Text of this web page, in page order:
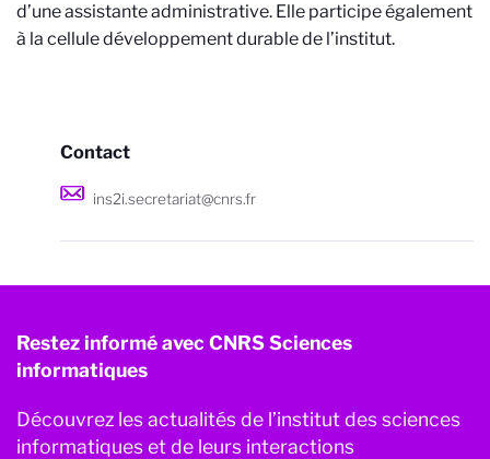
d’une assistante administrative. Elle participe également
à la cellule développement durable de l’institut.
Contact
ins2i.secretariat@cnrs.fr
Restez informé avec CNRS Sciences
informatiques
Découvrez les actualités de l’institut des sciences
informatiques et de leurs interactions